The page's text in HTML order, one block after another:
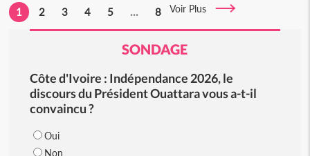
1 2 3 4 5 ... 8 Voir Plus
SONDAGE
Côte d'Ivoire : Indépendance 2026, le
discours du Président Ouattara vous a-t-il
convaincu ?
Oui
Non